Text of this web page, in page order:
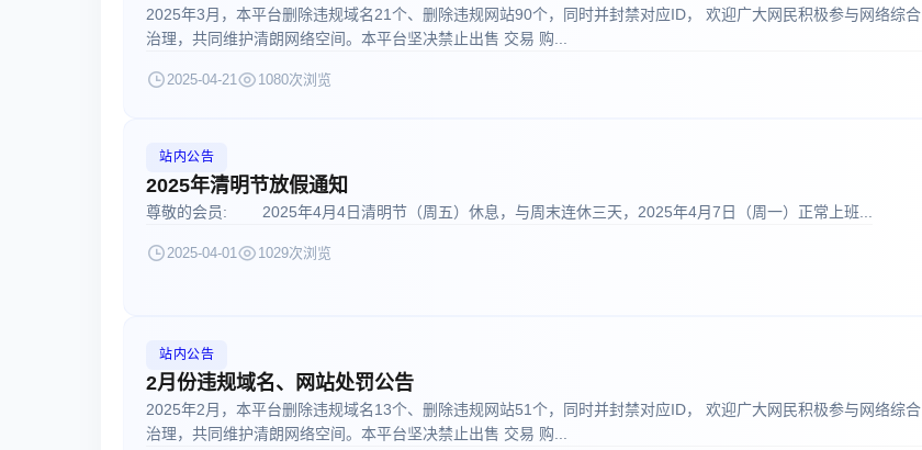
2025年3月，本平台删除违规域名21个、删除违规网站90个，同时并封禁对应ID， 欢迎广大网民积极参与网络综合
治理，共同维护清朗网络空间。本平台坚决禁止出售 交易 购...
2025-04-21 1080次浏览
站内公告
2025年清明节放假通知
尊敬的会员: 2025年4月4日清明节（周五）休息，与周末连休三天，2025年4月7日（周一）正常上班...
2025-04-01 1029次浏览
站内公告
2月份违规域名、网站处罚公告
2025年2月，本平台删除违规域名13个、删除违规网站51个，同时并封禁对应ID， 欢迎广大网民积极参与网络综合
治理，共同维护清朗网络空间。本平台坚决禁止出售 交易 购...